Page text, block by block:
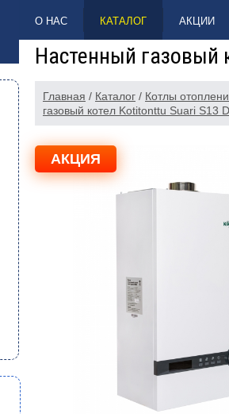
НАВЕРХ
О НАС КАТАЛОГ АКЦИИ
Настенный газовый
Главная / Каталог / Котлы
газовый котел Kotitonttu Suari S13
АКЦИЯ